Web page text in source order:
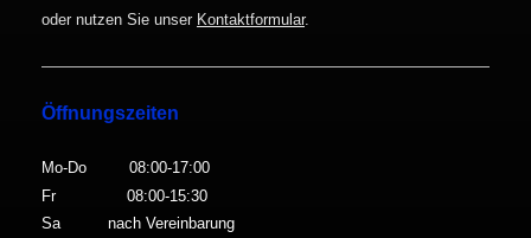
oder nutzen Sie unser Kontaktformular.
Öffnungszeiten
Mo-Do 08:00-17:00
Fr 08:00-15:30
Sa nach Vereinbarung